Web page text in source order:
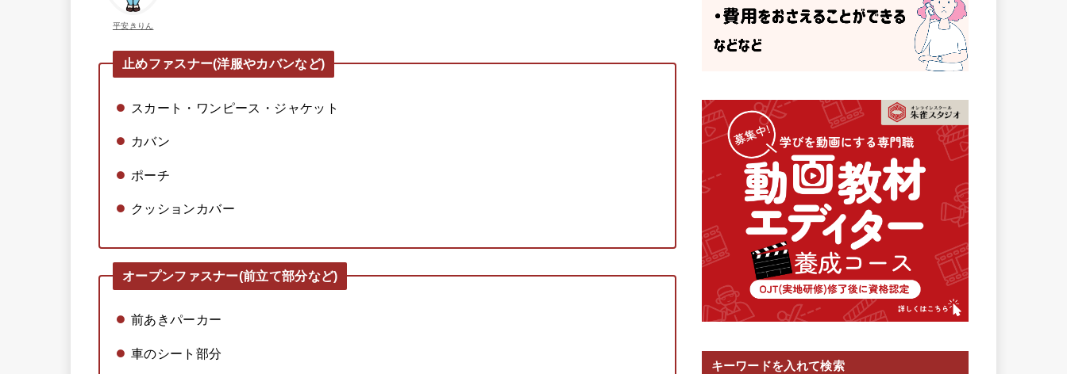
平安きりん
止めファスナー(洋服やカバンなど)
スカート・ワンピース・ジャケット
カバン
ポーチ
クッションカバー
オープンファスナー(前立て部分など)
前あきパーカー
車のシート部分
キーワードを入れて検索